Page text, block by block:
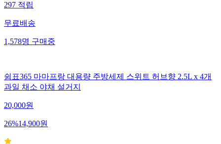
297 적립
무료배송
1,578명 구매중
쉼표365 마마프랑 대용량 주방세제 스위트 허브향 2.5L x 4개
과일 채소 야채 설거지
20,000원
26%14,900원